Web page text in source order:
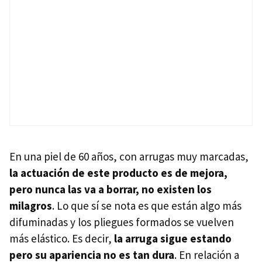
En una piel de 60 años, con arrugas muy marcadas,
la actuación de este producto es de mejora,
pero nunca las va a borrar, no existen los
milagros. Lo que sí se nota es que están algo más
difuminadas y los pliegues formados se vuelven
más elástico. Es decir, la arruga sigue estando
pero su apariencia no es tan dura. En relación a